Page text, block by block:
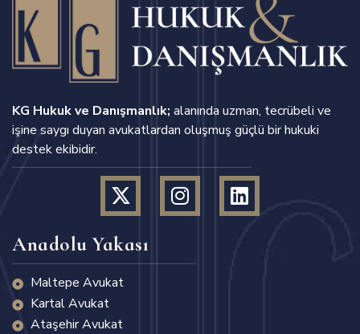
KG Hukuk ve Danışmanlık; alanında uzman, tecrübeli ve
işine saygı duyan avukatlardan oluşmuş güçlü bir hukuki
destek ekibidir.
Anadolu Yakası
Maltepe Avukat
Kartal Avukat
Ataşehir Avukat